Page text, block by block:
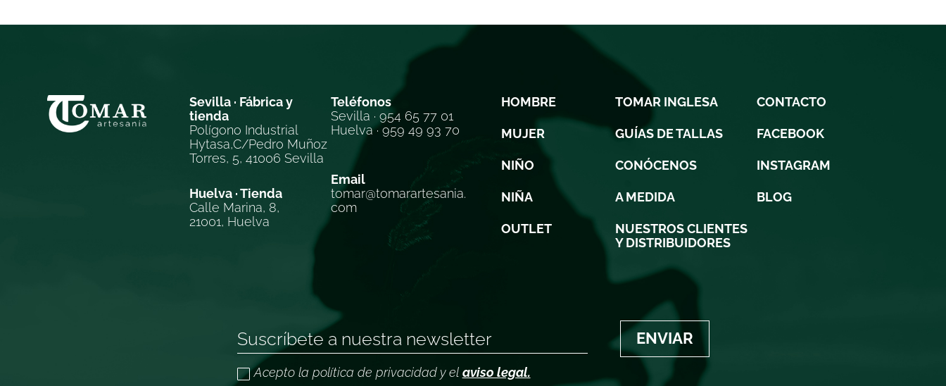
Sevilla · Fábrica y
tienda
Polígono Industrial
Hytasa,C/Pedro Muñoz
Torres, 5, 41006 Sevilla
Huelva · Tienda
Calle Marina, 8,
21001, Huelva
Teléfonos
Sevilla · 954 65 77 01
Huelva · 959 49 93 70
Email
tomar@tomarartesania.
com
HOMBRE
MUJER
NIÑO
NIÑA
OUTLET
TOMAR INGLESA
GUÍAS DE TALLAS
CONÓCENOS
A MEDIDA
NUESTROS CLIENTES
Y DISTRIBUIDORES
CONTACTO
FACEBOOK
INSTAGRAM
BLOG
Acepto la política de privacidad y el aviso legal.
ENVIAR